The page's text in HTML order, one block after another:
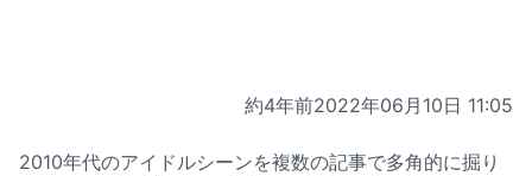
約4年前2022年06月10日 11:05
2010年代のアイドルシーンを複数の記事で多角的に掘り